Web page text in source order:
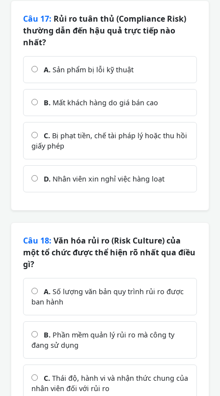
Câu 17: Rủi ro tuân thủ (Compliance Risk)
thường dẫn đến hậu quả trực tiếp nào
nhất?
A. Sản phẩm bị lỗi kỹ thuật
B. Mất khách hàng do giá bán cao
C. Bị phạt tiền, chế tài pháp lý hoặc thu hồi
giấy phép
D. Nhân viên xin nghỉ việc hàng loạt
Câu 18: Văn hóa rủi ro (Risk Culture) của
một tổ chức được thể hiện rõ nhất qua điều
gì?
A. Số lượng văn bản quy trình rủi ro được
ban hành
B. Phần mềm quản lý rủi ro mà công ty
đang sử dụng
C. Thái độ, hành vi và nhận thức chung của
nhân viên đối với rủi ro